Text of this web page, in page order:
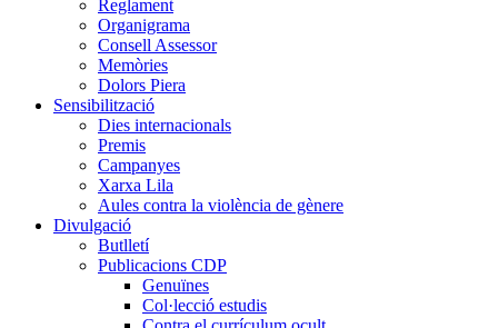
Reglament
Organigrama
Consell Assessor
Memòries
Dolors Piera
Sensibilització
Dies internacionals
Premis
Campanyes
Xarxa Lila
Aules contra la violència de gènere
Divulgació
Butlletí
Publicacions CDP
Genuïnes
Col·lecció estudis